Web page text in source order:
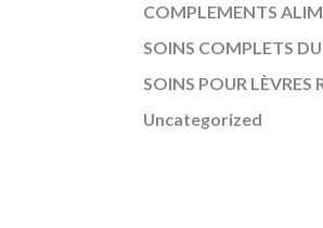
COMPLEMENTS
SOINS COMPLETS
SOINS POUR LÈVRES
Uncategorized